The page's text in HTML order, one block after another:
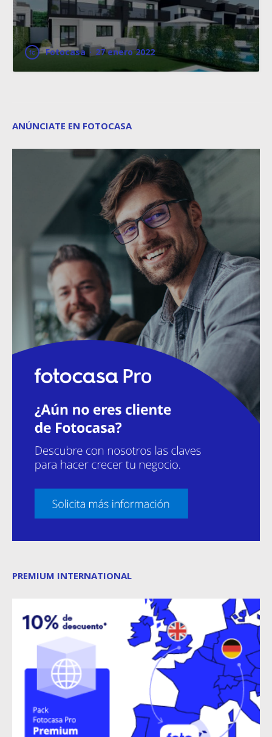
Fotocasa · 27 enero 2022
ANÚNCIATE EN FOTOCASA
PREMIUM INTERNATIONAL